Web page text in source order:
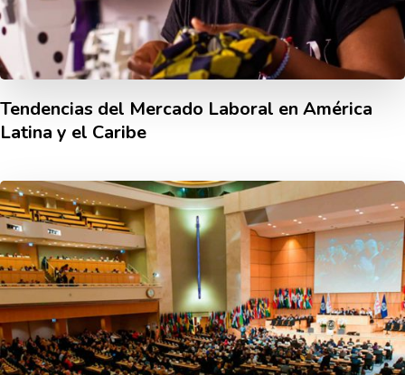
Tendencias del Mercado Laboral en América
Latina y el Caribe